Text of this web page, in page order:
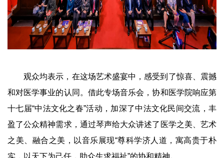
观众均表示，在这场艺术盛宴中，感受到了惊喜、震撼
和对医学事业的认同。借此专场音乐会，协和医学院响应第
十七届“中法文化之春”活动，加深了中法文化民间交流，丰
盈了公众精神需求，通过琴声给大众讲述了医学之美、艺术
之美、融合之美，以音乐展现“尊科学济人道，寓高贵于朴